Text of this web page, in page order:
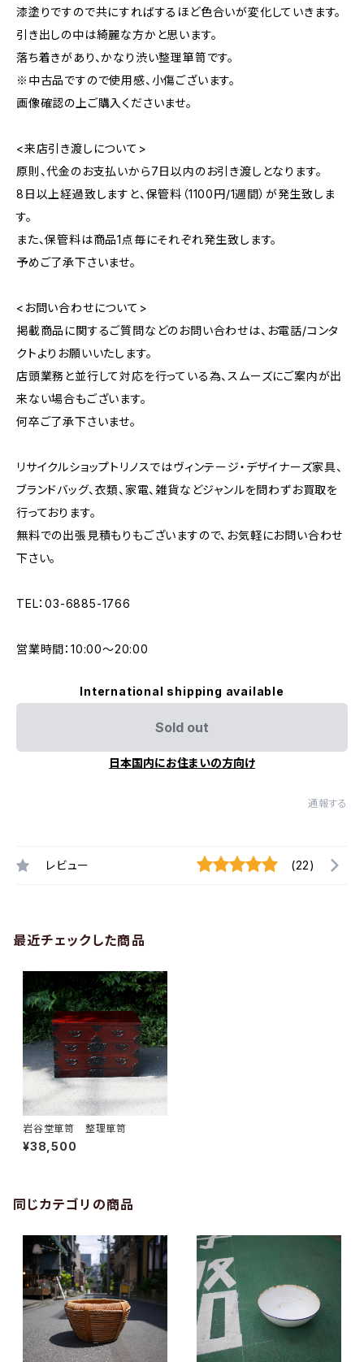
漆塗りですので共にすればするほど色合いが変化していきます。
引き出しの中は綺麗な方かと思います。
落ち着きがあり、かなり渋い整理箪笥です。
※中古品ですので使用感、小傷ございます。
画像確認の上ご購入くださいませ。
<来店引き渡しについて>
原則、代金のお支払いから7日以内のお引き渡しとなります。
8日以上経過致しますと、保管料（1100円/1週間）が発生致しま
す。
また、保管料は商品1点毎にそれぞれ発生致します。
予めご了承下さいませ。
<お問い合わせについて>
掲載商品に関するご質問などのお問い合わせは、お電話/コンタ
クトよりお願いいたします。
店頭業務と並行して対応を行っている為、スムーズにご案内が出
来ない場合もございます。
何卒ご了承下さいませ。
リサイクルショップトリノスではヴィンテージ・デザイナーズ家具、
ブランドバッグ、衣類、家電、雑貨などジャンルを問わずお買取を
行っております。
無料での出張見積もりもございますので、お気軽にお問い合わせ
下さい。
TEL：03-6885-1766
営業時間：10:00〜20:00
International shipping available
Sold out
日本国内にお住まいの方向け
通報する
レビュー (22)
最近チェックした商品
岩谷堂箪笥 整理箪笥
¥38,500
同じカテゴリの商品